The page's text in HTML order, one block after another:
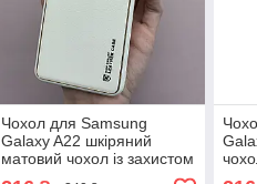
Чохол для Samsung
Galaxy A22 шкіряний
матовий чохол із захистом
камери на телефон
а30